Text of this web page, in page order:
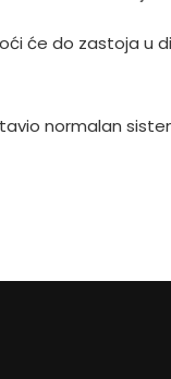
će do zastoja u
normalan